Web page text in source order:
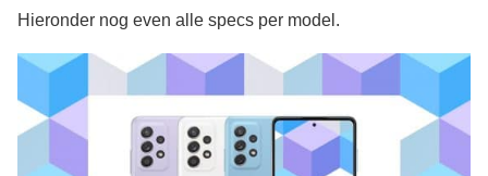
Hieronder nog even alle specs per model.